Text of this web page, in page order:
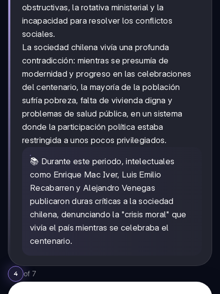
obstructivas, la rotativa ministerial y la
incapacidad para resolver los conflictos
sociales.
La sociedad chilena vivía una profunda
contradicción: mientras se presumía de
modernidad y progreso en las celebraciones
del centenario, la mayoría de la población
sufría pobreza, falta de vivienda digna y
problemas de salud pública, en un sistema
donde la participación política estaba
restringida a unos pocos privilegiados.
📚 Durante este periodo, intelectuales
como Enrique Mac Iver, Luis Emilio
Recabarren y Alejandro Venegas
publicaron duras críticas a la sociedad
chilena, denunciando la "crisis moral" que
vivía el país mientras se celebraba el
centenario.
4 of 7